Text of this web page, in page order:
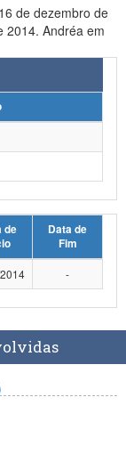
de dezembro de
de
Data de
Fim
-